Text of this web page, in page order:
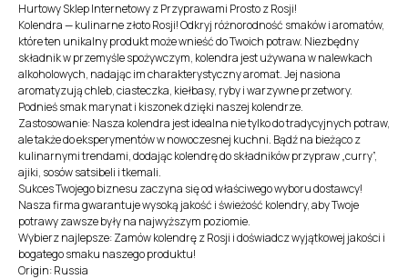
Hurtowy Sklep Internetowy z Przyprawami Prosto z Rosji!
Kolendra — kulinarne złoto Rosji! Odkryj różnorodność smaków i aromatów,
które ten unikalny produkt może wnieść do Twoich potraw. Niezbędny
składnik w przemyśle spożywczym, kolendra jest używana w nalewkach
alkoholowych, nadając im charakterystyczny aromat. Jej nasiona
aromatyzują chleb, ciasteczka, kiełbasy, ryby i warzywne przetwory.
Podnieś smak marynat i kiszonek dzięki naszej kolendrze.
Zastosowanie: Nasza kolendra jest idealna nie tylko do tradycyjnych potraw,
ale także do eksperymentów w nowoczesnej kuchni. Bądź na bieżąco z
kulinarnymi trendami, dodając kolendrę do składników przypraw „curry”,
ajiki, sosów satsibeli i tkemali.
Sukces Twojego biznesu zaczyna się od właściwego wyboru dostawcy!
Nasza firma gwarantuje wysoką jakość i świeżość kolendry, aby Twoje
potrawy zawsze były na najwyższym poziomie.
Wybierz najlepsze: Zamów kolendrę z Rosji i doświadcz wyjątkowej jakości i
bogatego smaku naszego produktu!
Origin: Russia